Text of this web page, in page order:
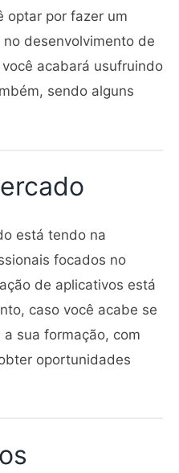
optar por fazer um
desenvolvimento de
acabará usufruindo
sendo alguns
está tendo na
focados no
de aplicativos está
caso você acabe se
sua formação, com
oportunidades